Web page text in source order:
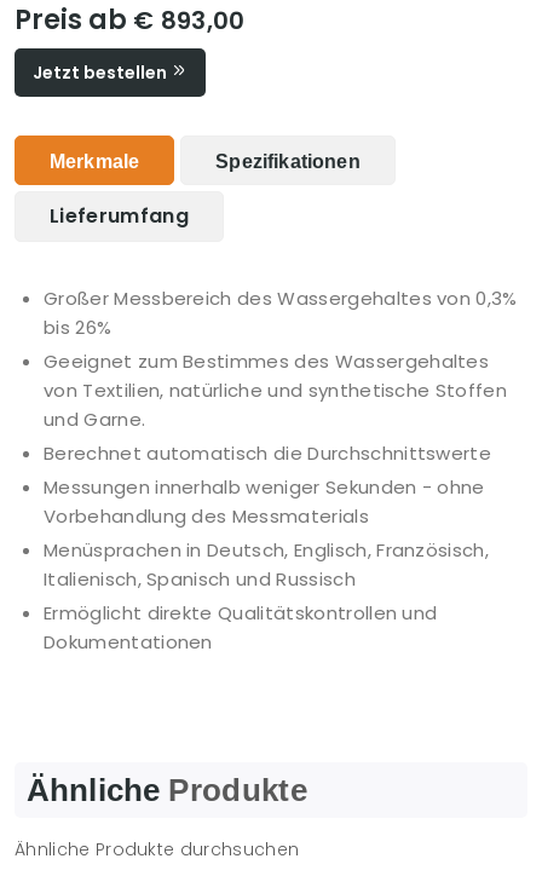
Preis ab € 893,00
Jetzt bestellen
Merkmale Spezifikationen
Lieferumfang
Großer Messbereich des Wassergehaltes von 0,3%
bis 26%
Geeignet zum Bestimmes des Wassergehaltes
von Textilien, natürliche und synthetische Stoffen
und Garne.
Berechnet automatisch die Durchschnittswerte
Messungen innerhalb weniger Sekunden - ohne
Vorbehandlung des Messmaterials
Menüsprachen in Deutsch, Englisch, Französisch,
Italienisch, Spanisch und Russisch
Ermöglicht direkte Qualitätskontrollen und
Dokumentationen
Ähnliche Produkte
Ähnliche Produkte durchsuchen